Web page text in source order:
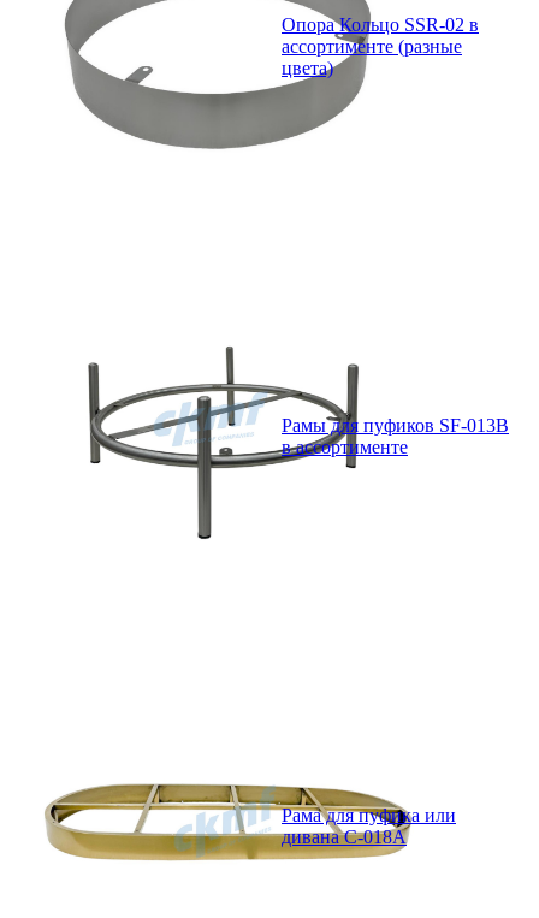
Опора Кольцо SSR-02 в
ассортименте (разные
цвета)
Рамы для пуфиков SF-013B
в ассортименте
Рама для пуфика или
дивана C-018A